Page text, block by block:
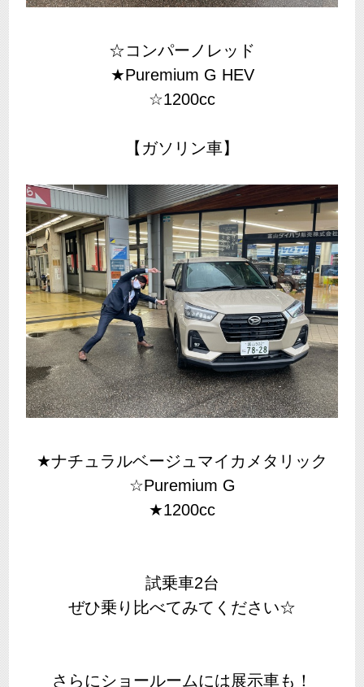
☆コンパーノレッド
★Puremium G HEV
☆1200cc
【ガソリン車】
★ナチュラルベージュマイカメタリック
☆Puremium G
★1200cc
試乗車2台
ぜひ乗り比べてみてください☆
さらにショールームには展示車も！